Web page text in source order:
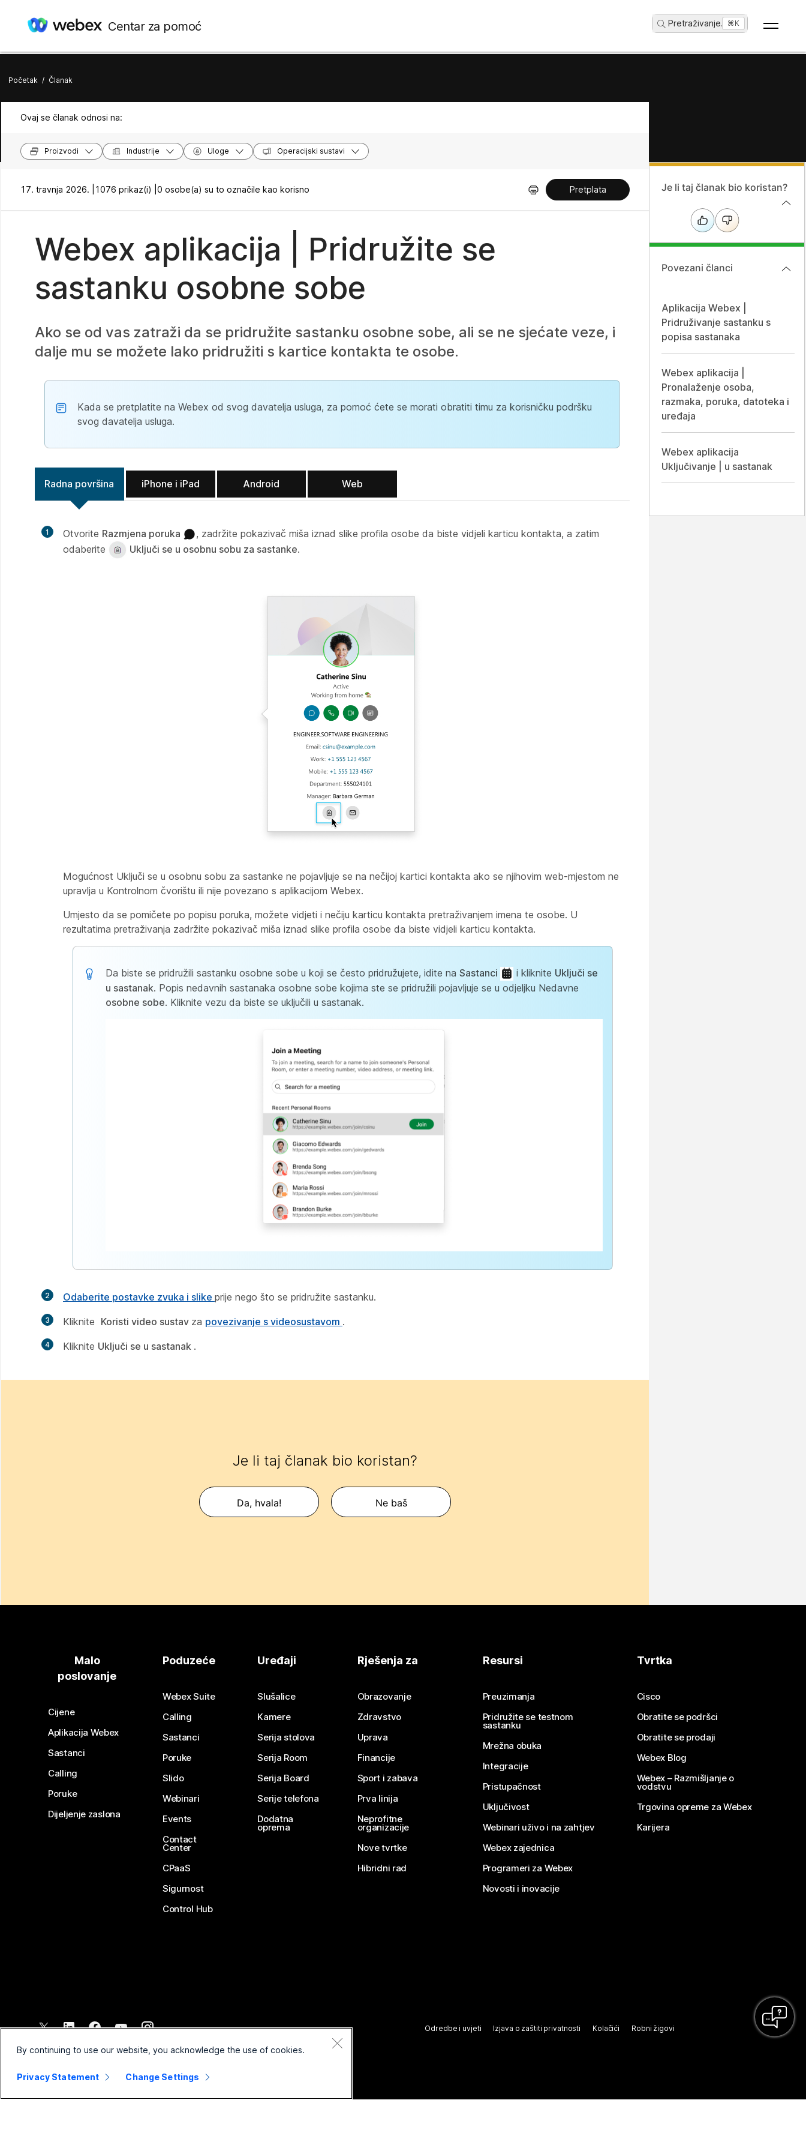
Centar za pomoć Pretraživanje... ⌘K
Početak / Članak
Ovaj se članak odnosi na:
Proizvodi Industrije Uloge Operacijski sustavi
17. travnja 2026. | 1076 prikaz(i) | 0 osobe(a) su to označile kao korisno Pretplata
Webex aplikacija | Pridružite se
sastanku osobne sobe
Ako se od vas zatraži da se pridružite sastanku osobne sobe, ali se ne sjećate veze, i
dalje mu se možete lako pridružiti s kartice kontakta te osobe.
Kada se pretplatite na Webex od svog davatelja usluga, za pomoć ćete se morati obratiti timu za korisničku podršku
svog davatelja usluga.
Radna površina iPhone i iPad Android Web
1 Otvorite Razmjena poruka
, zadržite pokazivač miša iznad slike profila osobe da biste vidjeli karticu kontakta, a zatim
odaberite
Uključi se u osobnu sobu za sastanke.
Mogućnost Uključi se u osobnu sobu za sastanke ne pojavljuje se na nečijoj kartici kontakta ako se njihovim web-mjestom ne
upravlja u Kontrolnom čvorištu ili nije povezano s aplikacijom Webex.
Umjesto da se pomičete po popisu poruka, možete vidjeti i nečiju karticu kontakta pretraživanjem imena te osobe. U
rezultatima pretraživanja zadržite pokazivač miša iznad slike profila osobe da biste vidjeli karticu kontakta.
Da biste se pridružili sastanku osobne sobe u koji se često pridružujete, idite na Sastanci i kliknite Uključi se
u sastanak. Popis nedavnih sastanaka osobne sobe kojima ste se pridružili pojavljuje se u odjeljku Nedavne
osobne sobe. Kliknite vezu da biste se uključili u sastanak.
2 Odaberite postavke zvuka i slike prije nego što se pridružite sastanku.
3 Kliknite Koristi video sustav za povezivanje s videosustavom .
4 Kliknite Uključi se u sastanak .
Je li taj članak bio koristan?
Da, hvala! Ne baš
Je li taj članak bio koristan?
Povezani članci
Aplikacija Webex |
Pridruživanje sastanku s
popisa sastanaka
Webex aplikacija |
Pronalaženje osoba,
razmaka, poruka, datoteka i
uređaja
Webex aplikacija
Uključivanje | u sastanak
Malo
poslovanje
Cijene
Aplikacija Webex
Sastanci
Calling
Poruke
Dijeljenje zaslona
Poduzeće
Webex Suite
Calling
Sastanci
Poruke
Slido
Webinari
Events
Contact
Center
CPaaS
Sigurnost
Control Hub
Uređaji
Slušalice
Kamere
Serija stolova
Serija Room
Serija Board
Serije telefona
Dodatna
oprema
Rješenja za
Obrazovanje
Zdravstvo
Uprava
Financije
Sport i zabava
Prva linija
Neprofitne
organizacije
Nove tvrtke
Hibridni rad
Resursi
Preuzimanja
Pridružite se testnom
sastanku
Mrežna obuka
Integracije
Pristupačnost
Uključivost
Webinari uživo i na zahtjev
Webex zajednica
Programeri za Webex
Novosti i inovacije
Tvrtka
Cisco
Obratite se podršci
Obratite se prodaji
Webex Blog
Webex – Razmišljanje o
vodstvu
Trgovina opreme za Webex
Karijera
2026 Cisco i/ili njegova povezana društva. Sva prava pridržana.
Odredbe i uvjeti Izjava o zaštiti privatnosti Kolačići Robni žigovi
By continuing to use our website, you acknowledge the use of cookies.
Privacy Statement Change Settings